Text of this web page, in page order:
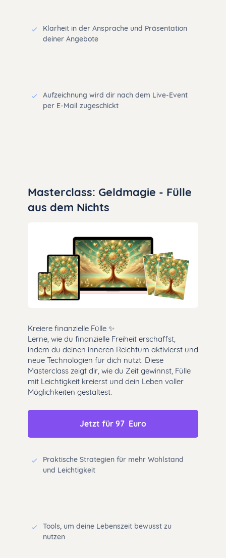
Klarheit in der Ansprache und Präsentation
deiner Angebote
Aufzeichnung wird dir nach dem Live-Event
per E-Mail zugeschickt
Masterclass: Geldmagie - Fülle
aus dem Nichts
Kreiere finanzielle Fülle ✨
Lerne, wie du finanzielle Freiheit erschaffst,
indem du deinen inneren Reichtum aktivierst und
neue Technologien für dich nutzt. Diese
Masterclass zeigt dir, wie du Zeit gewinnst, Fülle
mit Leichtigkeit kreierst und dein Leben voller
Möglichkeiten gestaltest.
Jetzt für 97  Euro
Praktische Strategien für mehr Wohlstand
und Leichtigkeit
Tools, um deine Lebenszeit bewusst zu
nutzen